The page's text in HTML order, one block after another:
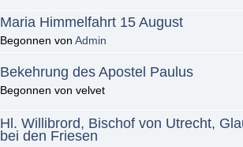
Maria Himmelfahrt 15 August
Begonnen von Admin
Bekehrung des Apostel Paulus
Begonnen von velvet
Hl. Willibrord, Bischof von Utrecht,
bei den Friesen